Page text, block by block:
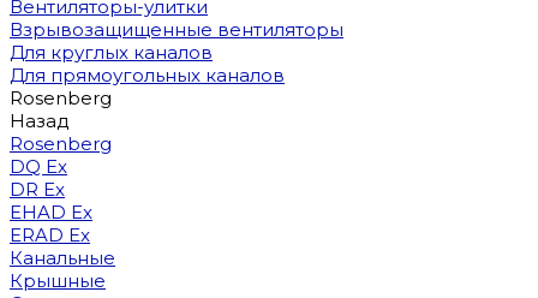
Вентиляторы-улитки
Взрывозащищенные вентиляторы
Для круглых каналов
Для прямоугольных каналов
Rosenberg
Назад
Rosenberg
DQ Ex
DR Ex
EHAD Ex
ERAD Ex
Канальные
Крышные